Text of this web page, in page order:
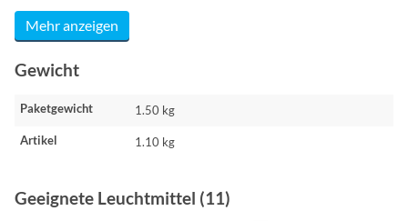
Mehr anzeigen
Gewicht
Paketgewicht 1.50 kg
Artikel 1.10 kg
Geeignete Leuchtmittel (11)